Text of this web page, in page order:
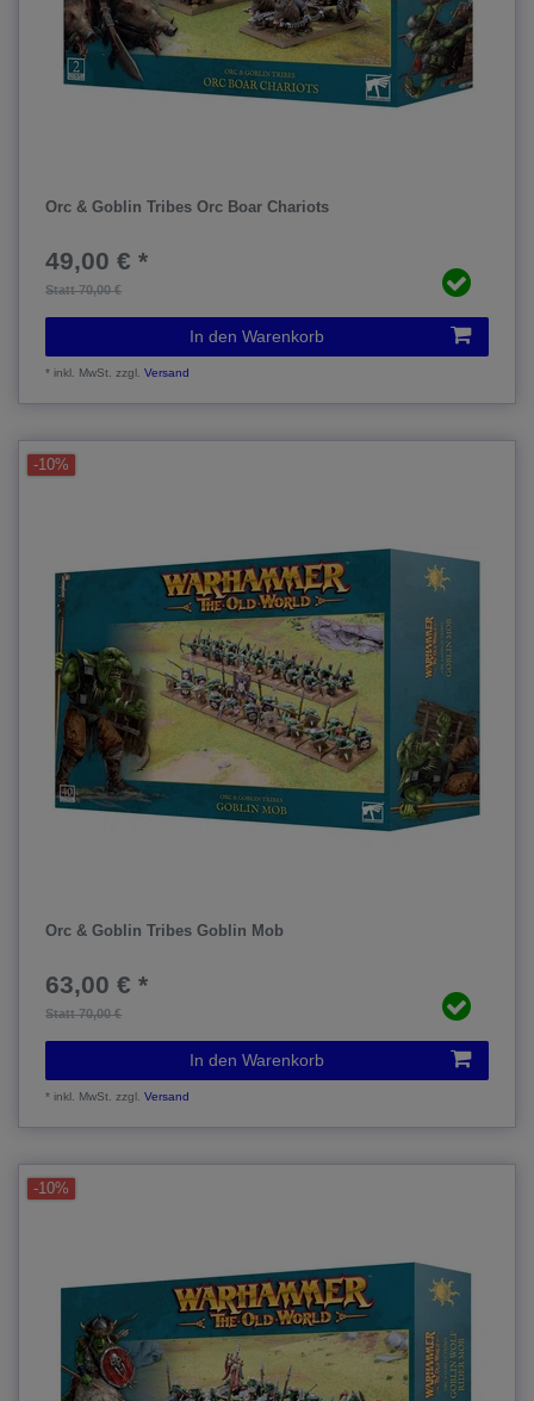
Orc & Goblin Tribes Orc Boar Chariots
Statt 70,00 €
49,00 € *
In den Warenkorb
*inkl. MwSt. zzgl.Versand
-10%
Orc & Goblin Tribes Goblin Mob
Statt 70,00 €
63,00 € *
In den Warenkorb
*inkl. MwSt. zzgl.Versand
-10%